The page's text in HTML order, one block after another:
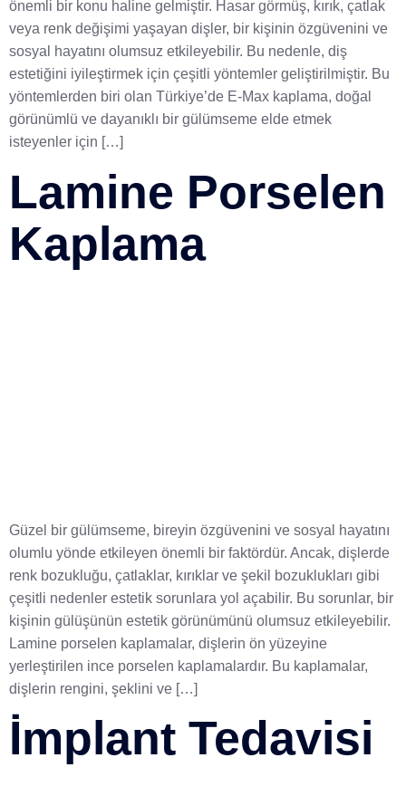
önemli bir konu haline gelmiştir. Hasar görmüş, kırık, çatlak
veya renk değişimi yaşayan dişler, bir kişinin özgüvenini ve
sosyal hayatını olumsuz etkileyebilir. Bu nedenle, diş
estetiğini iyileştirmek için çeşitli yöntemler geliştirilmiştir. Bu
yöntemlerden biri olan Türkiye’de E-Max kaplama, doğal
görünümlü ve dayanıklı bir gülümseme elde etmek
isteyenler için […]
Lamine Porselen
Kaplama
Güzel bir gülümseme, bireyin özgüvenini ve sosyal hayatını
olumlu yönde etkileyen önemli bir faktördür. Ancak, dişlerde
renk bozukluğu, çatlaklar, kırıklar ve şekil bozuklukları gibi
çeşitli nedenler estetik sorunlara yol açabilir. Bu sorunlar, bir
kişinin gülüşünün estetik görünümünü olumsuz etkileyebilir.
Lamine porselen kaplamalar, dişlerin ön yüzeyine
yerleştirilen ince porselen kaplamalardır. Bu kaplamalar,
dişlerin rengini, şeklini ve […]
İmplant Tedavisi